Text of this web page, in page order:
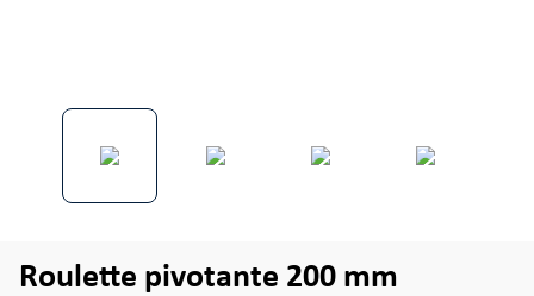
Roulette pivotante 200 mm